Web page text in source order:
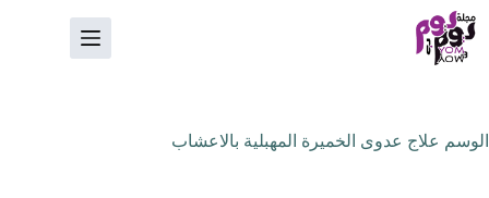
التجاوز
إلى
المحتوى
الوسم علاج عدوى الخميرة المهبلية بالاعشاب